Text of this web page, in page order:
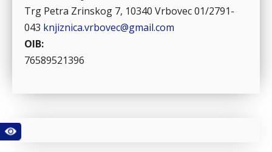
Trg Petra Zrinskog 7, 10340 Vrbovec01/2791-
043 knjiznica.vrbovec@gmail.com
OIB:
76589521396